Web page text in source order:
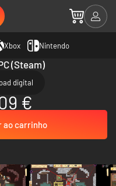
Xbox Nintendo
(Steam)
digital
€
ao carrinho